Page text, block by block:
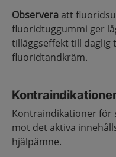
Observeraatt
fluoridtuggummi ger
tilläggseffekt till daglig
fluoridtandkräm.
Kontraindikationer för
mot det aktiva
hjälpämne.